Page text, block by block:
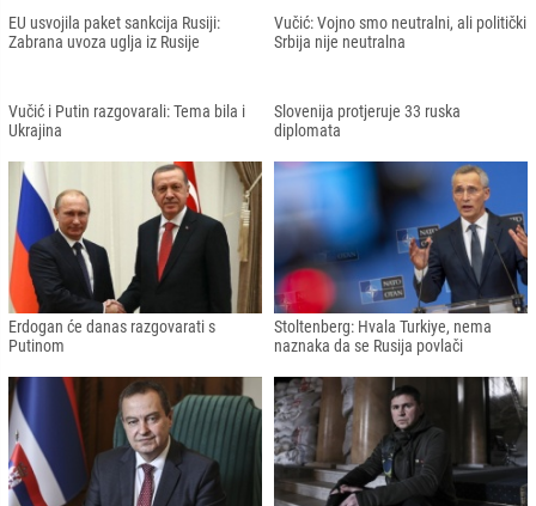
U Višegradu grafit sa slovom "Z" i
podrška Rusiji
Džaferović i Komšić razgovarali s
Linde: Ruske prijetnje BiH i Švedskoj
nedopustive
Hrvatska protjerala 24 djelatnika
Veleposlanstva Ruske Federacije
Crna Gora proglasila još četvero
diplomata Rusije personama non
grata
EU usvojila paket sankcija Rusiji:
Zabrana uvoza uglja iz Rusije
Vučić: Vojno smo neutralni, ali politički
Srbija nije neutralna
Vučić i Putin razgovarali: Tema bila i
Ukrajina
Slovenija protjeruje 33 ruska
diplomata